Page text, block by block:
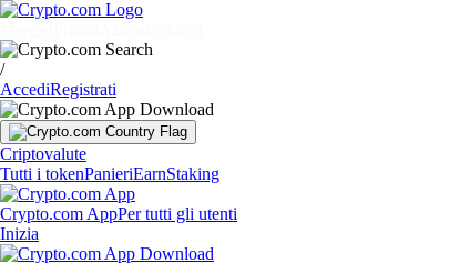
/
AccediRegistrati
Criptovalute
Tutti i tokenPanieriEarnStaking
Crypto.com AppPer tutti gli utenti
Inizia